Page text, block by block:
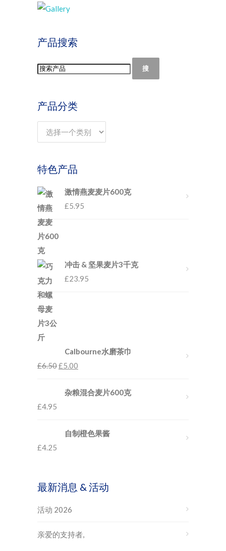
产品搜索
搜
产品分类
特色产品
激情燕麦麦片600克
£5.95
冲击 & 坚果麦片3千克
£23.95
Calbourne水磨茶巾
£6.50£5.00
杂粮混合麦片600克
£4.95
自制橙色果酱
£4.25
最新消息 & 活动
活动 2026
亲爱的支持者,